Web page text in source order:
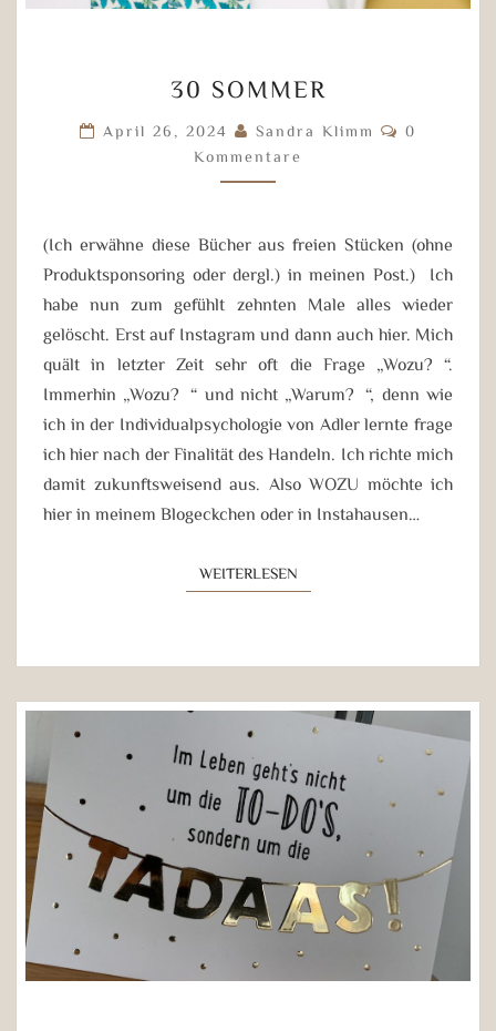
SOMMER
30 SOMMER
April 26, 2024 Sandra Klimm
0
Kommentare
(Ich erwähne diese Bücher aus freien Stücken (ohne
Produktsponsoring oder dergl.) in meinen Post.) Ich
habe nun zum gefühlt zehnten Male alles wieder
gelöscht. Erst auf Instagram und dann auch hier. Mich
quält in letzter Zeit sehr oft die Frage „Wozu?“.
Immerhin „Wozu?“ und nicht „Warum?“, denn wie
ich in der Individualpsychologie von Adler lernte frage
ich hier nach der Finalität des Handeln. Ich richte mich
damit zukunftsweisend aus. Also WOZU möchte ich
hier in meinem Blogeckchen oder in Instahausen…
WEITERLESENWEITERLESEN